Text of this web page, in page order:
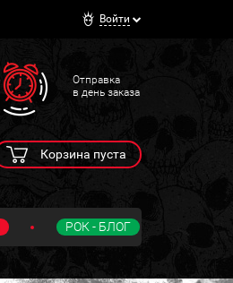
Войти
Отправка
в день заказа
Корзина пуста
РОК - БЛОГ